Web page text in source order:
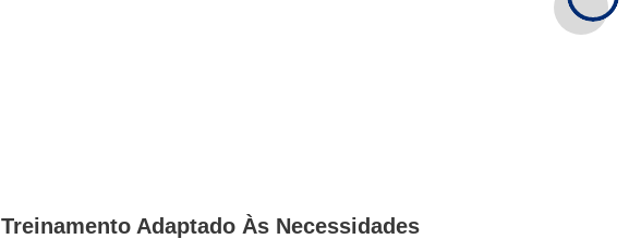
Treinamento Adaptado Às Necessidades